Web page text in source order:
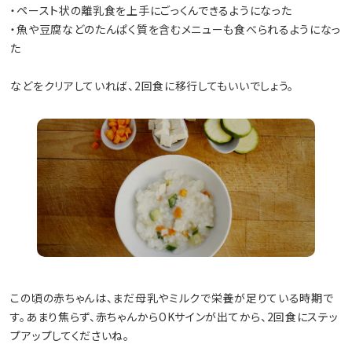
・ペースト状の離乳食を上手にごっくんできるようになった
・魚や豆腐などのたんぱく質を含むメニューも食べられるようになっ
た
などをクリアしていれば、2回食に移行してもいいでしょう。
この頃の赤ちゃんは、まだ母乳やミルクで栄養が足りている時期で
す。あまり焦らず、赤ちゃんからOKサインが出てから、2回食にステッ
プアップしてくださいね。